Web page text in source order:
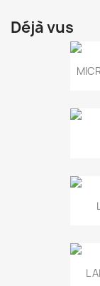
Déjà vus
L